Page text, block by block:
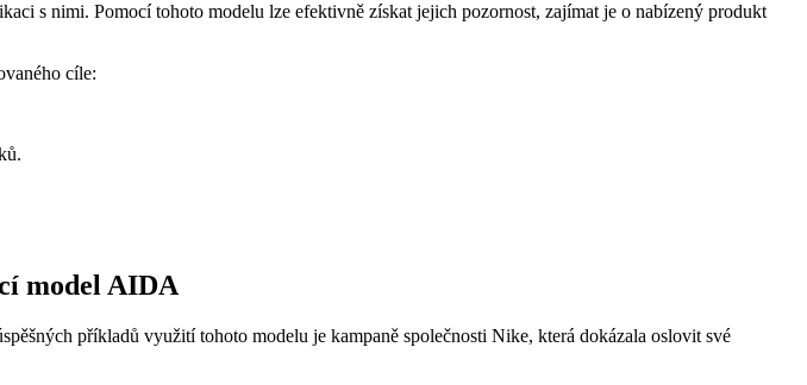
s nimi. Pomocí tohoto modelu lze efektivně získat jejich pozornost, zajímat je o nabízený produkt
cíle:
model AIDA
příkladů využití tohoto modelu je kampaně společnosti Nike, která dokázala oslovit své